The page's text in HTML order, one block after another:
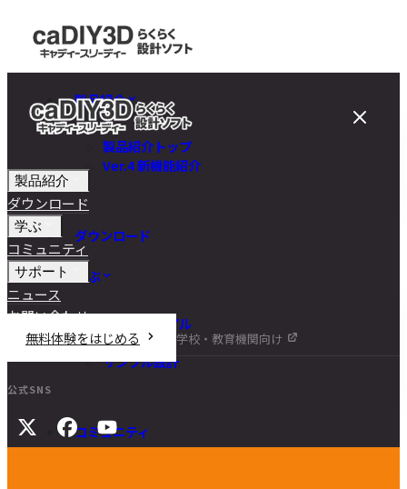
製品紹介
製品紹介トップ
Ver.4 新機能紹介
ダウンロード
学ぶ
チュートリアル
DIY講座
サンプル設計
コミュニティ
製品紹介
ダウンロード
学ぶ
コミュニティ
サポート
ニュース
お問い合わせ
無料体験をはじめる
学校・教育機関向け
公式SNS